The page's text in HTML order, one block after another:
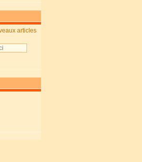
articles